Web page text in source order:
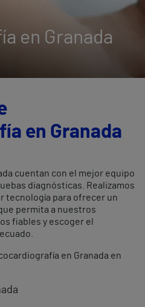
en Granada
en Granada
cuentan con el mejor equipo
diagnósticas. Realizamos
tecnología para ofrecer un
permita a nuestros
fiables y escoger el
en Granada en